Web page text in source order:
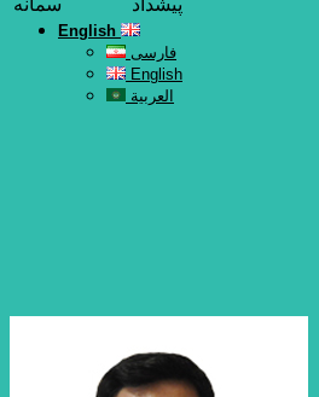
English
فارسی
English
العربية